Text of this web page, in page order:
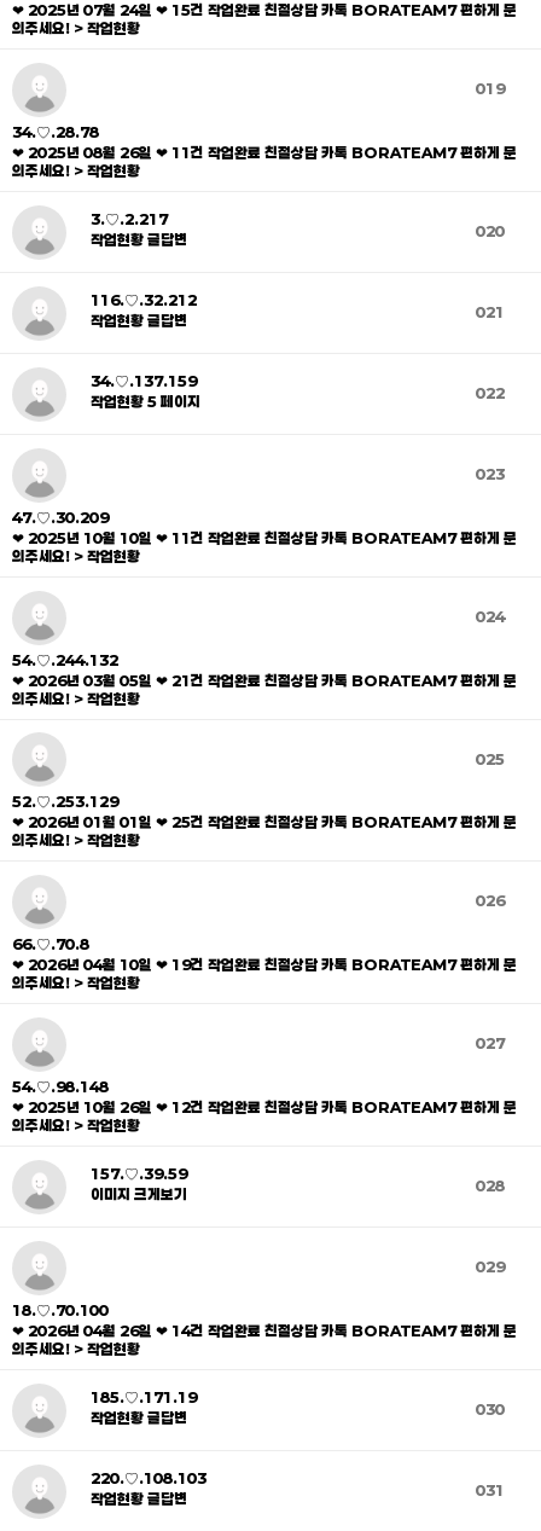
❤ 2025년 07월 24일 ❤ 15건 작업완료 친절상담 카톡 BORATEAM7 편하게 문
의주세요! > 작업현황
019
34.♡.28.78
❤ 2025년 08월 26일 ❤ 11건 작업완료 친절상담 카톡 BORATEAM7 편하게 문
의주세요! > 작업현황
020
3.♡.2.217
작업현황 글답변
021
116.♡.32.212
작업현황 글답변
022
34.♡.137.159
작업현황 5 페이지
023
47.♡.30.209
❤ 2025년 10월 10일 ❤ 11건 작업완료 친절상담 카톡 BORATEAM7 편하게 문
의주세요! > 작업현황
024
54.♡.244.132
❤ 2026년 03월 05일 ❤ 21건 작업완료 친절상담 카톡 BORATEAM7 편하게 문
의주세요! > 작업현황
025
52.♡.253.129
❤ 2026년 01월 01일 ❤ 25건 작업완료 친절상담 카톡 BORATEAM7 편하게 문
의주세요! > 작업현황
026
66.♡.70.8
❤ 2026년 04월 10일 ❤ 19건 작업완료 친절상담 카톡 BORATEAM7 편하게 문
의주세요! > 작업현황
027
54.♡.98.148
❤ 2025년 10월 26일 ❤ 12건 작업완료 친절상담 카톡 BORATEAM7 편하게 문
의주세요! > 작업현황
028
157.♡.39.59
이미지 크게보기
029
18.♡.70.100
❤ 2026년 04월 26일 ❤ 14건 작업완료 친절상담 카톡 BORATEAM7 편하게 문
의주세요! > 작업현황
030
185.♡.171.19
작업현황 글답변
031
220.♡.108.103
작업현황 글답변